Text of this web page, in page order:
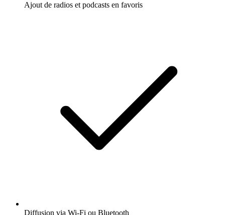
Ajout de radios et podcasts en favoris
Diffusion via Wi-Fi ou Bluetooth